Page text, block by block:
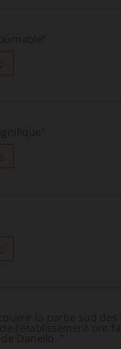
la partie sud
l'établissement ont
Danello. ”